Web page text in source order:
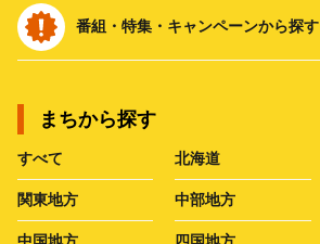
番組・特集・キャンペーンから探す
まちから探す
すべて 北海道
関東地方 中部地方